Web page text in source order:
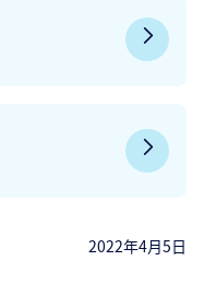
2022年4月5日